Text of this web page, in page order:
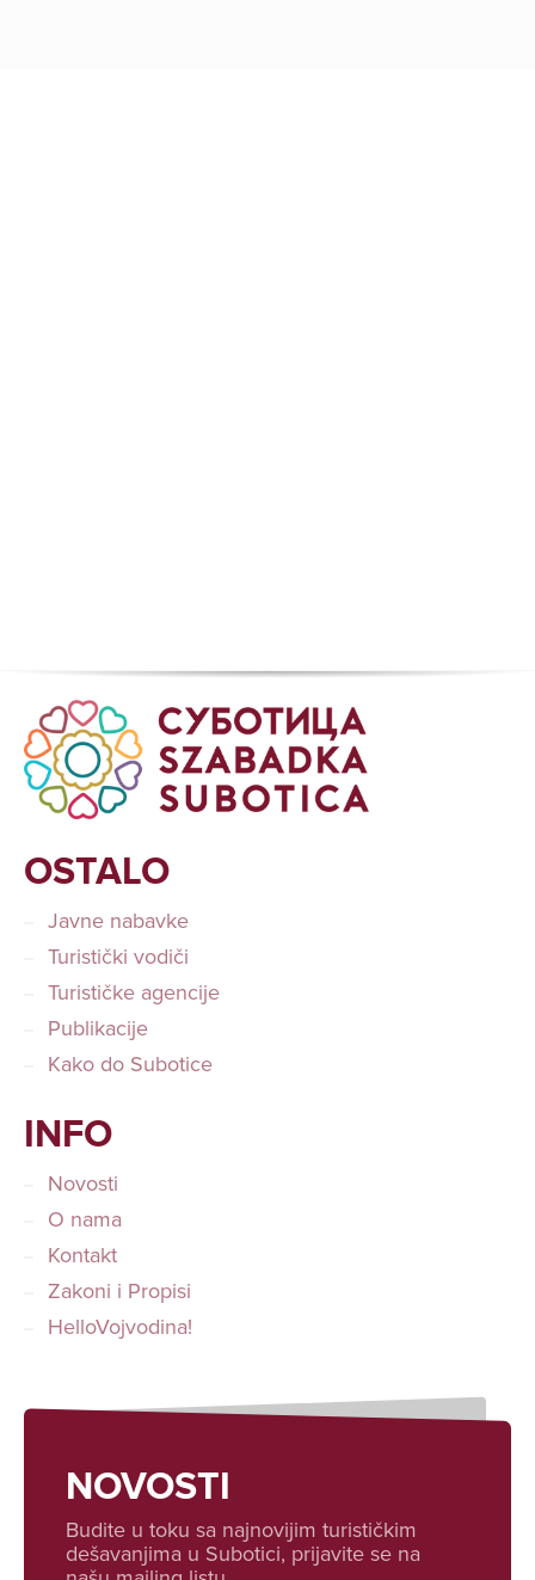
OSTALO
Javne nabavke
Turistički vodiči
Turističke agencije
Publikacije
Kako do Subotice
INFO
Novosti
O nama
Kontakt
Zakoni i Propisi
HelloVojvodina!
NOVOSTI
Budite u toku sa najnovijim turističkim
dešavanjima u Subotici, prijavite se na